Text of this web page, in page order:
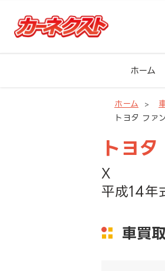
ホーム
ホーム
トヨタ ファ
トヨ
X
平成14
車買